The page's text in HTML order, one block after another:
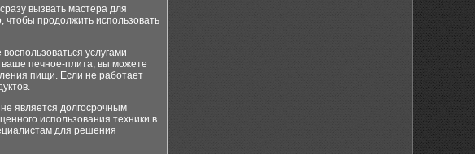
вызвать мастера для
чтобы продолжить использовать
услугами
ваше печное-плита, вы можете
пищи. Если не работает
является долгосрочным
использования техники в
для решения